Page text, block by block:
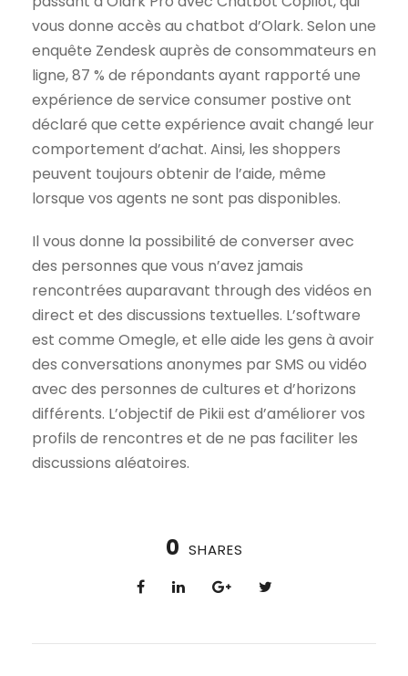
vous donne accès au chatbot d’Olark. Selon une
enquête Zendesk auprès de consommateurs en
ligne, 87 % de répondants ayant rapporté une
expérience de service consumer postive ont
déclaré que cette expérience avait changé leur
comportement d’achat. Ainsi, les shoppers
peuvent toujours obtenir de l’aide, même
lorsque vos agents ne sont pas disponibles.
Il vous donne la possibilité de converser avec
des personnes que vous n’avez jamais
rencontrées auparavant through des vidéos en
direct et des discussions textuelles. L’software
est comme Omegle, et elle aide les gens à avoir
des conversations anonymes par SMS ou vidéo
avec des personnes de cultures et d’horizons
différents. L’objectif de Pikii est d’améliorer vos
profils de rencontres et de ne pas faciliter les
discussions aléatoires.
0 SHARES